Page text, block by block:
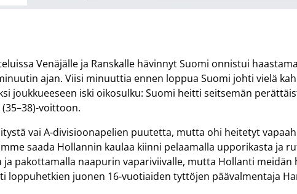
Venäjälle ja Ranskalle hävinnyt Suomi onnistui
ajan. Viisi minuuttia ennen loppua Suomi johti vielä
joukkueeseen iski oikosulku: Suomi heitti seitsemän
voittoon.
vai A-divisioonapelien puutetta, mutta ohi heitetyt
saada Hollannin kaulaa kiinni pelaamalla upporikasta ja
pakottamalla naapurin vapariviivalle, mutta Hollanti meidän
loppuhetkien juonen 16-vuotiaiden tyttöjen päävalmentaja